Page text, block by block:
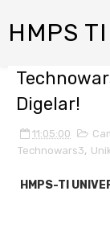
HMPS TI
Digelar!
11:05:00
Technowars3,
HMPS-TI